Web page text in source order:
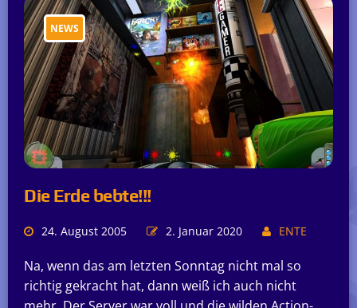
NEWS
Die Erde bebte!!!
24. August 2005 2. Januar 2020 ENTE
Na, wenn das am letzten Sonntag nicht mal so
richtig gekracht hat, dann weiß ich auch nicht